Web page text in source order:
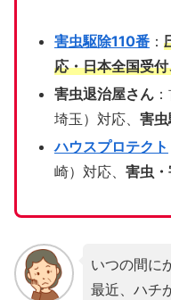
害虫駆除110番：
応・日本全国受
害虫退治屋さん：
埼玉）対応、 害
ハウスプロテクト
崎）対応、 害虫
いつの間に
最近、ハチ